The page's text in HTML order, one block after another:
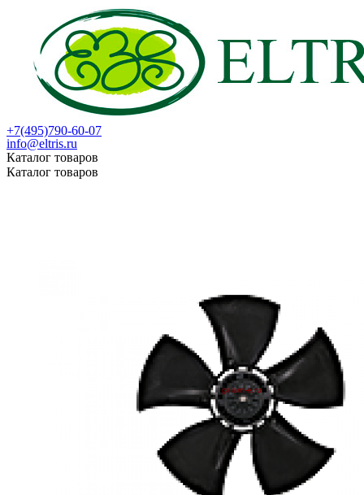
+7(495)790-60-07
info@eltris.ru
Каталог товаров
Каталог товаров